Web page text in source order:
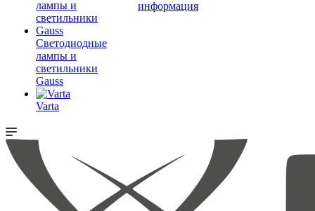
Светодиодные
лампы и
светильники
Gauss
Varta
информация